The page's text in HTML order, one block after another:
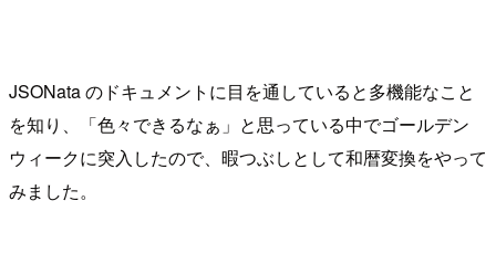
JSONata のドキュメントに目を通していると多機能なこと
を知り、「色々できるなぁ」と思っている中でゴールデン
ウィークに突入したので、暇つぶしとして和暦変換をやって
みました。